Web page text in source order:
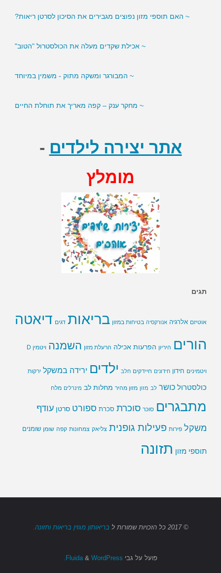
~ האם תוספי מזון נפוצים מגבירים את הסיכון לסרטן ריאות?
~ אכילת שקדים מעלה את הכולסטרול "הטוב"
~ מחקר ענק – קפה מאריך את תוחלת החיים
אתר יצירה לילדים -
מומלץ
תגים
אוטיזם אלרגיה אנורקסיה בטיחות במזון בריאות דגים דיאטה
הורים היריון הפרעות אכילה הרעלת מזון השמנה ויטמין D
ויטמינים חידון חידונים חיידקים חלב ילדים ירידה במשקל ירקות
כולסטרול כושר לב מזון מזון מהיר מחלות לב מינרלים מלח
מתבגרים סוכר סוכרת סכרת ספורט סרטן עודף
משקל פירות פעילות גופנית צליאק צמחונות קפה שומן שומנים
תוספי מזון תזונה
© 2017 כל הזכויות שמורות ל בריאותון מגזין בריאות ותזונה.
פועל על גבי & WordPress.